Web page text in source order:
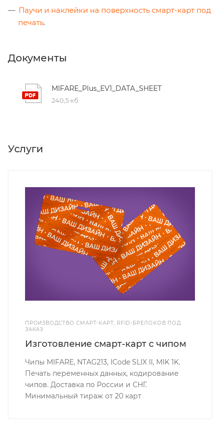
Паучи и наклейки на поверхность смарт-карт под
печать.
Документы
MIFARE_Plus_EV1_DATA_SHEET
240,5 кб
Услуги
ПРОИЗВОДСТВО СМАРТ-КАРТ, RFID-БРЕЛОКОВ ПОД
ЗАКАЗ
Изготовление смарт-карт с чипом
Чипы MIFARE, NTAG213, ICode SLIX II, MIK 1K.
Печать переменных данных, кодирование
чипов. Доставка по России и СНГ.
Минимальный тираж от 20 карт